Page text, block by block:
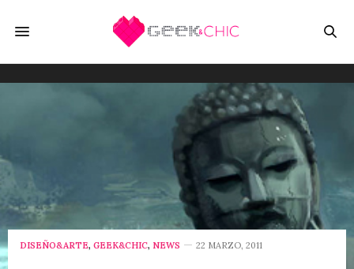
DISEÑO&ARTE, GEEK&CHIC, NEWS 22 MARZO, 2011